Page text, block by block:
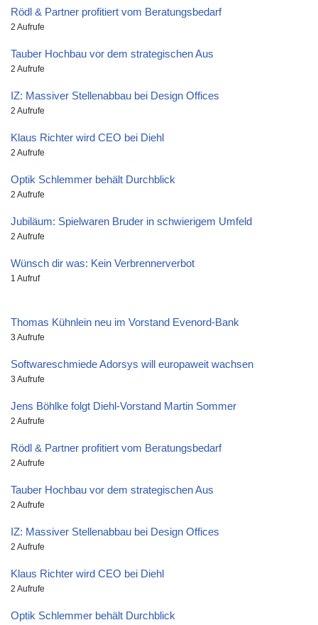
Rödl & Partner profitiert vom Beratungsbedarf
2 Aufrufe
Tauber Hochbau vor dem strategischen Aus
2 Aufrufe
IZ: Massiver Stellenabbau bei Design Offices
2 Aufrufe
Klaus Richter wird CEO bei Diehl
2 Aufrufe
Optik Schlemmer behält Durchblick
2 Aufrufe
Jubiläum: Spielwaren Bruder in schwierigem Umfeld
2 Aufrufe
Wünsch dir was: Kein Verbrennerverbot
1 Aufruf
Thomas Kühnlein neu im Vorstand Evenord-Bank
3 Aufrufe
Softwareschmiede Adorsys will europaweit wachsen
3 Aufrufe
Jens Böhlke folgt Diehl-Vorstand Martin Sommer
2 Aufrufe
Rödl & Partner profitiert vom Beratungsbedarf
2 Aufrufe
Tauber Hochbau vor dem strategischen Aus
2 Aufrufe
IZ: Massiver Stellenabbau bei Design Offices
2 Aufrufe
Klaus Richter wird CEO bei Diehl
2 Aufrufe
Optik Schlemmer behält Durchblick